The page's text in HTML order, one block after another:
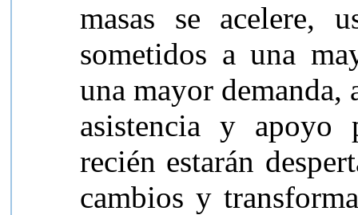
masas se acelere,
sometidos a una
una mayor
asistencia y apoyo
recién estarán
cambios y